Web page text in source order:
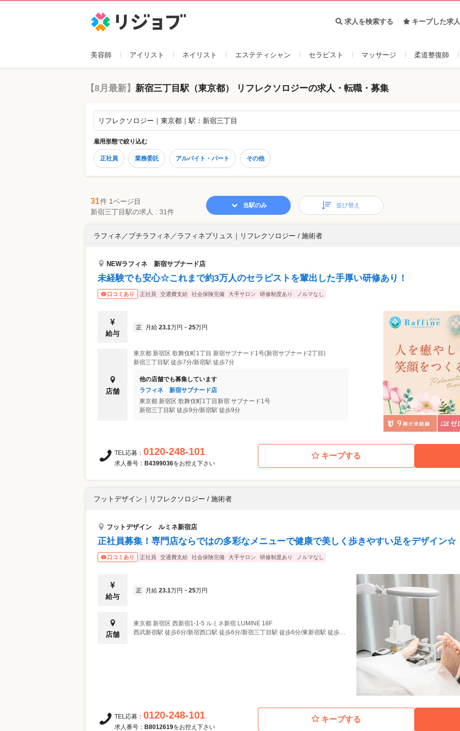
求人を検索する キープした求人
美容師 アイリスト ネイリスト エステティシャン セラピスト マッサージ 柔道整復師
【8月最新】 新宿三丁目駅（東京都） リフレクソロジーの求人・転職・募集
リフレクソロジー｜東京都｜駅：新宿三丁目
雇用形態で絞り込む
正社員 業務委託 アルバイト・パート その他
31件 1ページ目
新宿三丁目駅の求人 : 31件
当駅のみ 並び替え
ラフィネ／プチラフィネ／ラフィネプリュス ｜ リフレクソロジー / 施術者
NEWラフィネ 新宿サブナード店
未経験でも安心☆これまで約3万人のセラピストを輩出した手厚い研修あり！
口コミあり 正社員 交通費支給 社会保険完備 大手サロン 研修制度あり ノルマなし
給与
正 月給 23.1万円 ~ 25万円
店舗
東京都 新宿区 歌舞伎町1丁目 新宿サブナード1号(新宿サブナード2丁目)
新宿三丁目駅 徒歩7分/新宿駅 徒歩7分
他の店舗でも募集しています
ラフィネ 新宿サブナード店
東京都 新宿区 歌舞伎町1丁目新宿 サブナード1号
新宿三丁目駅 徒歩9分/新宿駅 徒歩9分
キープする
TEL応募： 0120-248-101
求人番号： B4399036をお控え下さい
フットデザイン ｜ リフレクソロジー / 施術者
フットデザイン ルミネ新宿店
正社員募集！専門店ならではの多彩なメニューで健康で美しく歩きやすい足をデザイン☆
口コミあり 正社員 交通費支給 社会保険完備 大手サロン 研修制度あり ノルマなし
給与
正 月給 23.1万円 ~ 25万円
店舗
東京都 新宿区 西新宿1-1-5 ルミネ新宿 LUMINE 18F
西武新宿駅 徒歩6分/新宿西口駅 徒歩6分/新宿三丁目駅 徒歩6分/東新宿駅 徒歩11分/新線新宿駅 徒歩11分
キープする
TEL応募： 0120-248-101
求人番号： B8012619をお控え下さい